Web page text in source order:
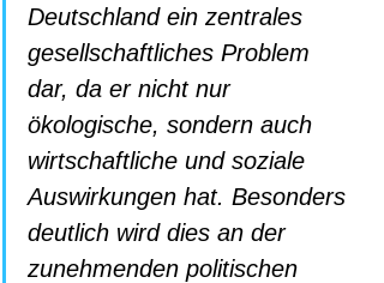
Deutschland ein zentrales
gesellschaftliches Problem
dar, da er nicht nur
ökologische, sondern auch
wirtschaftliche und soziale
Auswirkungen hat. Besonders
deutlich wird dies an der
zunehmenden politischen